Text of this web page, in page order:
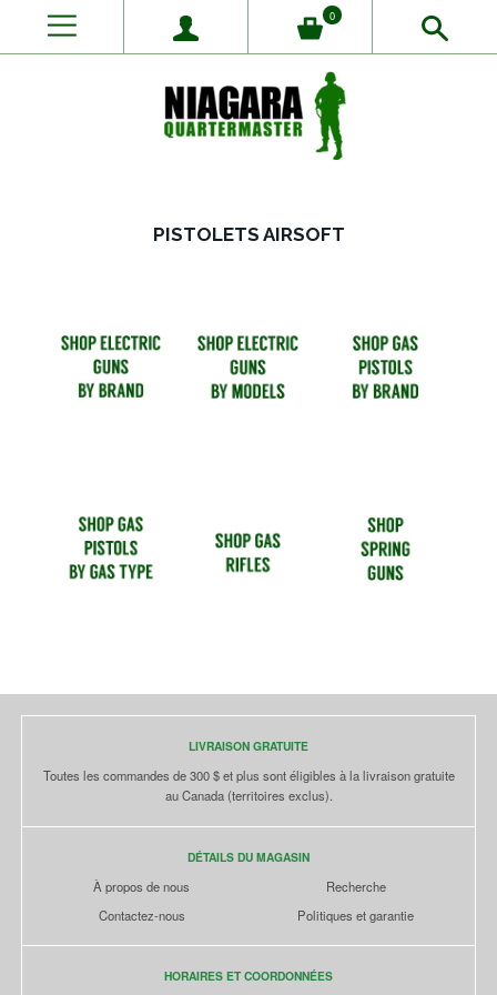
0
PISTOLETS AIRSOFT
LIVRAISON GRATUITE
Toutes les commandes de 300 $ et plus sont éligibles à la livraison gratuite
au Canada (territoires exclus).
DÉTAILS DU MAGASIN
À propos de nous
Contactez-nous
Recherche
Politiques et garantie
HORAIRES ET COORDONNÉES